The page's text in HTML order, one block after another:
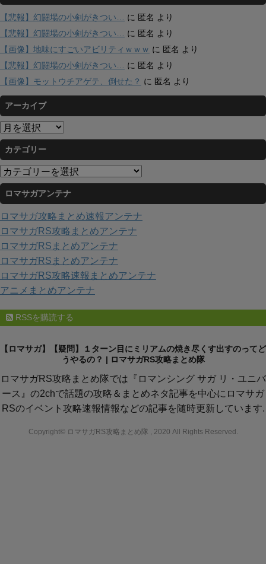
【悲報】幻闘場の小剣がきつい… に 匿名 より
【悲報】幻闘場の小剣がきつい…
に 匿名 より
【画像】地味にすごいアビリティｗｗｗ に 匿名 より
【悲報】幻闘場の小剣がきつい…
に 匿名 より
【画像】モットウチアゲテ、倒せた？ に 匿名 より
アーカイブ
ア
ー
カ
イ
ブ
カテゴリー
カ
テ
ゴ
リ
ー
ロマサガアンテナ
ロマサガ攻略まとめ速報アンテナ
ロマサガRS攻略まとめアンテナ
ロマサガRSまとめアンテナ
ロマサガRSまとめアンテナ
ロマサガRS攻略速報まとめアンテナ
アニメまとめアンテナ
RSSを購読する
【ロマサガ】【疑問】１ターン目にミリアムの焼き尽くす出すのってど
うやるの？ | ロマサガRS攻略まとめ隊
ロマサガRS攻略まとめ隊では『ロマンシング サガ リ・ユニバ
ース』の2chで話題の攻略＆まとめネタ記事を中心にロマサガ
RSのイベント攻略速報情報などの記事を随時更新しています.
Copyright© ロマサガRS攻略まとめ隊 , 2020 All Rights Reserved.